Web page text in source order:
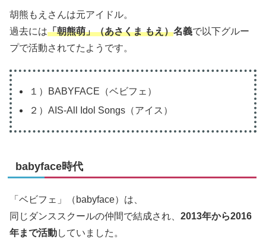
胡熊もえさんは元アイドル。
過去には「朝熊萌」（あさくま もえ）名義で以下グルー
プで活動されてたようです。
１）BABYFACE（ベビフェ）
２）AIS-All Idol Songs（アイス）
babyface時代
「ベビフェ」（babyface）は、
同じダンススクールの仲間で結成され、 2013年から2016
年まで活動していました。